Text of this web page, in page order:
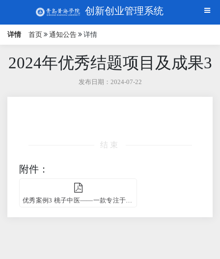
创新创业管理系统
详情 首页 通知公告 详情
2024年优秀结题项目及成果3
发布日期：2024-07-22
结束
附件：